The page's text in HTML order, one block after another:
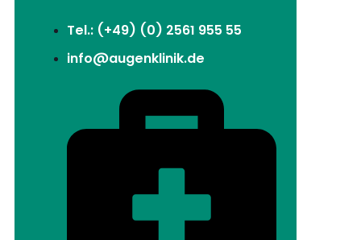
Tel.: (+49) (0) 2561 955 55
info@augenklinik.de